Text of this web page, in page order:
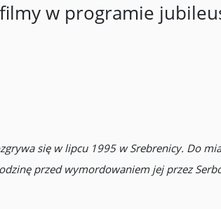
w programie
się w lipcu 1995 w Srebrenicy. Do
przed wymordowaniem jej przez